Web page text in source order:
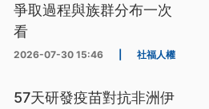
爭取過程與族群分布一次
看
2026-07-30 15:46 社福人權
57天研發疫苗對抗非洲伊